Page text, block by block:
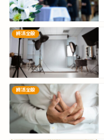
終活全般
終活全般